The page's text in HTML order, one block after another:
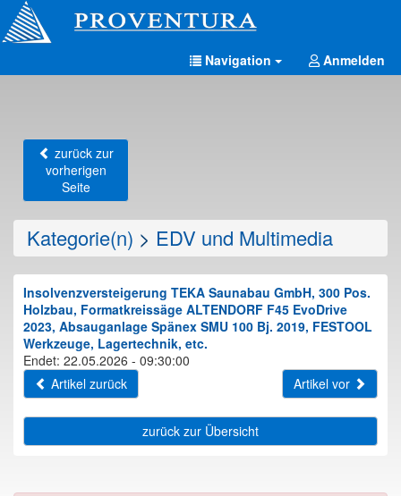
Navigation Anmelden
zurück zur
vorherigen
Seite
Kategorie(n) > EDV und Multimedia
Insolvenzversteigerung TEKA Saunabau GmbH, 300 Pos.
Holzbau, Formatkreissäge ALTENDORF F45 EvoDrive
2023, Absauganlage Spänex SMU 100 Bj. 2019, FESTOOL
Werkzeuge, Lagertechnik, etc.
Endet: 22.05.2026 - 09:30:00
Artikel zurück
Artikel vor
zurück zur Übersicht